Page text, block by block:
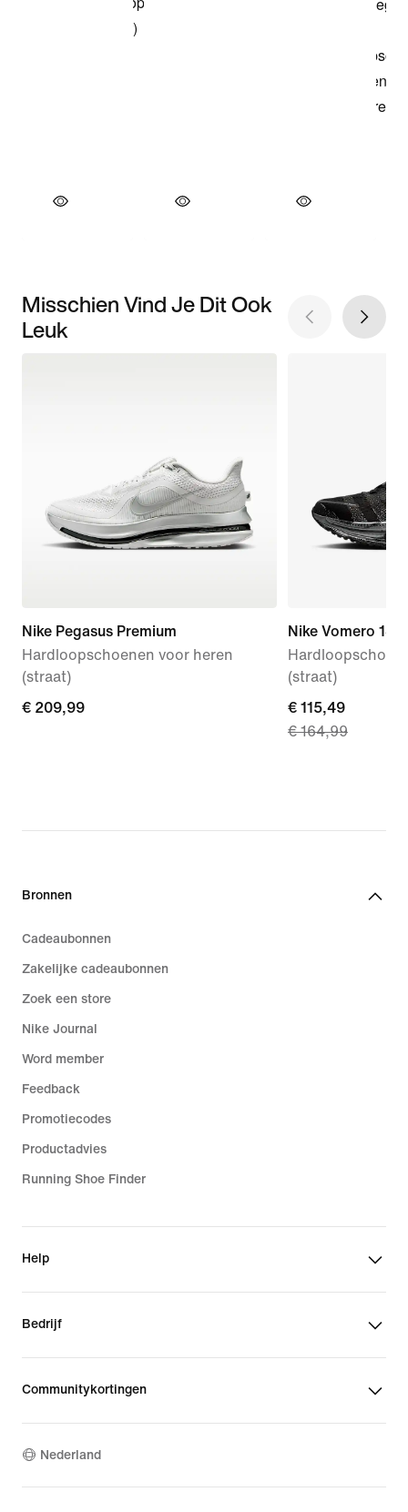
Misschien Vind Je Dit Ook
Leuk
Nike Pegasus Premium
Hardloopschoenen voor heren
(straat)
€ 209,99
€ 209,99
Nike Vomero 18
(straat)
current
price
€ 164,99
€ 115,49
€ 164,99
Bronnen
Cadeaubonnen
Zakelijke cadeaubonnen
Zoek een store
Nike Journal
Word member
Feedback
Promotiecodes
Productadvies
Running Shoe Finder
Help
Bedrijf
Communitykortingen
Nederland